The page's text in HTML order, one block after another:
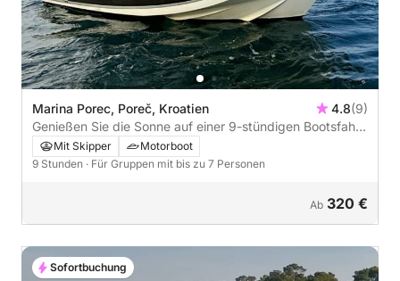
Marina Porec, Poreč, Kroatien 4.8(9)
Genießen Sie die Sonne auf einer 9-stündigen Bootsfahrt
in Poreč.
Mit Skipper
Motorboot
9 Stunden · Für Gruppen mit bis zu 7 Personen
Ab 320 €
Sofortbuchung